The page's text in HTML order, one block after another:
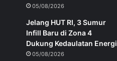
05/08/2026
Jelang HUT RI, 3 Sumur
Infill Baru di Zona 4
Dukung Kedaulatan Energi
05/08/2026